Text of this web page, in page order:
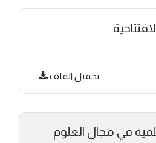
تحميل الملف
في مجال العلوم